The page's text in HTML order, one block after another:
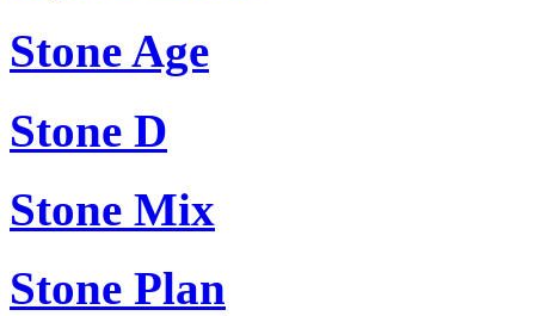
Stone Age
Stone D
Stone Mix
Stone Plan